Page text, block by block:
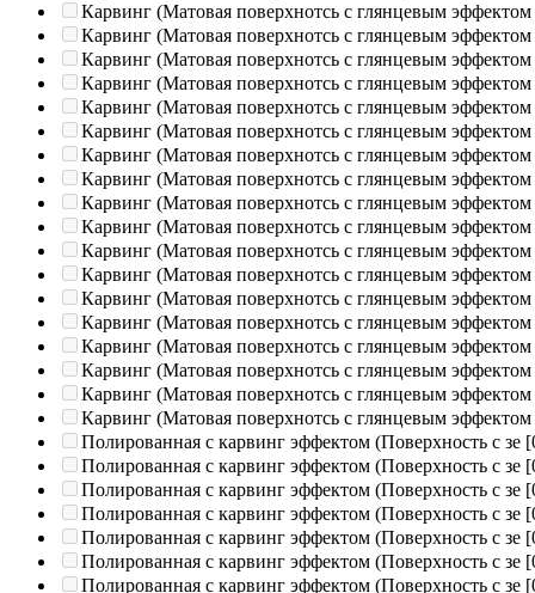
Карвинг (Матовая поверхнотсь с глянцевым эффектом
Карвинг (Матовая поверхнотсь с глянцевым эффектом
Карвинг (Матовая поверхнотсь с глянцевым эффектом
Карвинг (Матовая поверхнотсь с глянцевым эффектом
Карвинг (Матовая поверхнотсь с глянцевым эффектом
Карвинг (Матовая поверхнотсь с глянцевым эффектом
Карвинг (Матовая поверхнотсь с глянцевым эффектом
Карвинг (Матовая поверхнотсь с глянцевым эффектом
Карвинг (Матовая поверхнотсь с глянцевым эффектом
Карвинг (Матовая поверхнотсь с глянцевым эффектом
Карвинг (Матовая поверхнотсь с глянцевым эффектом
Карвинг (Матовая поверхнотсь с глянцевым эффектом
Карвинг (Матовая поверхнотсь с глянцевым эффектом
Карвинг (Матовая поверхнотсь с глянцевым эффектом
Карвинг (Матовая поверхнотсь с глянцевым эффектом
Карвинг (Матовая поверхнотсь с глянцевым эффектом
Карвинг (Матовая поверхнотсь с глянцевым эффектом
Карвинг (Матовая поверхнотсь с глянцевым эффектом
Полированная c карвинг эффектом (Поверхность с зе
Полированная c карвинг эффектом (Поверхность с зе
Полированная c карвинг эффектом (Поверхность с зе
Полированная c карвинг эффектом (Поверхность с зе
Полированная c карвинг эффектом (Поверхность с зе
Полированная c карвинг эффектом (Поверхность с зе
Полированная c карвинг эффектом (Поверхность с зе